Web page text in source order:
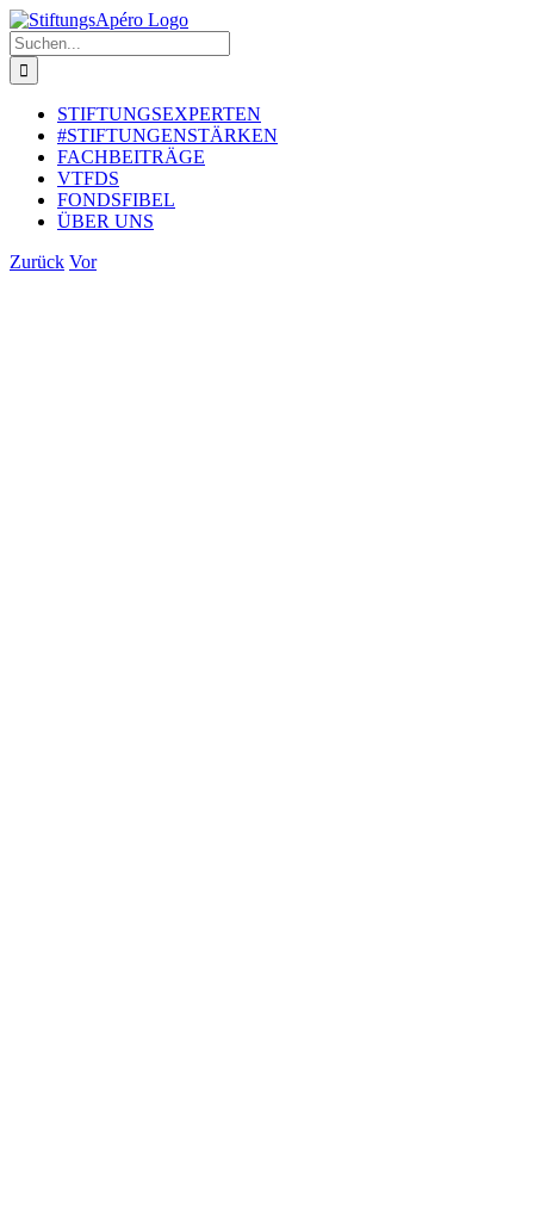
Zum
Inhalt
springen
Suche
nach:
STIFTUNGSEXPERTEN
#STIFTUNGENSTÄRKEN
FACHBEITRÄGE
VTFDS
FONDSFIBEL
ÜBER UNS
Zurück Vor